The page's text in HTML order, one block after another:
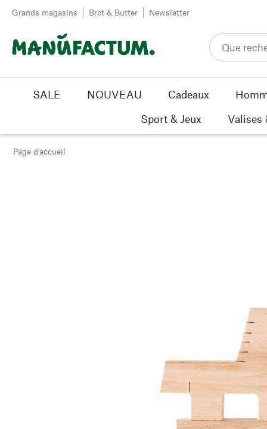
Passer au contenu
Grands magasins Brot & Butter Newsletter
SALE NOUVEAU Cadeaux
Sport & Jeux
Valises
Page d'accueil